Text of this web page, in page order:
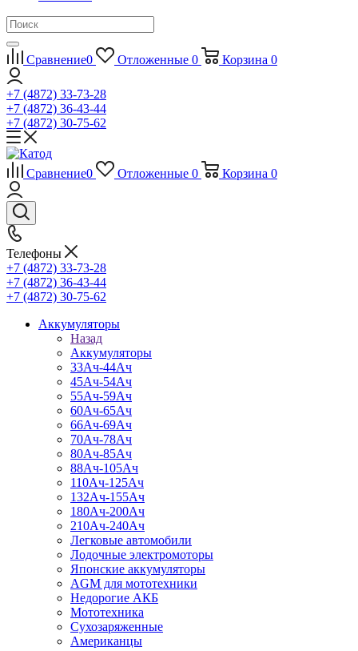
Сравнение0 Отложенные 0 Корзина 0
+7 (4872) 33-73-28
+7 (4872) 36-43-44
+7 (4872) 30-75-62
Сравнение0 Отложенные 0 Корзина 0
Телефоны
+7 (4872) 33-73-28
+7 (4872) 36-43-44
+7 (4872) 30-75-62
Аккумуляторы
Назад
Аккумуляторы
33Ач-44Ач
45Ач-54Ач
55Ач-59Ач
60Ач-65Ач
66Ач-69Ач
70Ач-78Ач
80Ач-85Ач
88Ач-105Ач
110Ач-125Ач
132Ач-155Ач
180Ач-200Ач
210Ач-240Ач
Легковые автомобили
Лодочные электромоторы
Японские аккумуляторы
AGM для мототехники
Недорогие АКБ
Мототехника
Сухозаряженные
Американцы